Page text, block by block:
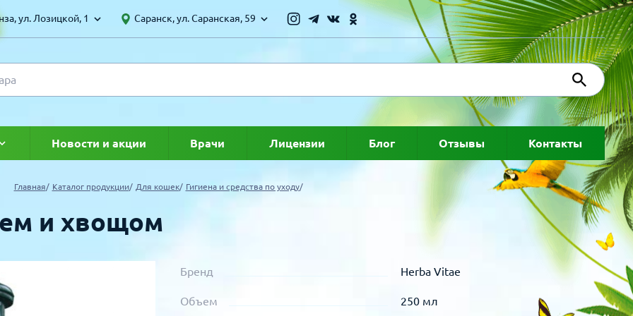
ул. Лозицкой, 1 Саранск, ул. Саранская, 59
Новости и акции Врачи Лицензии Блог Отзывы Контакты
Главная Каталог продукции Для кошек Гигиена и средства по уходу
и хвощом
Бренд Herba Vitae
Объем 250 мл